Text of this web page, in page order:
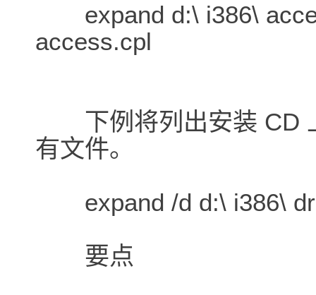
expand d:\ i386\
access.cpl
下例将列出安装 CD
有文件。
expand /d d:\ i386\
要点